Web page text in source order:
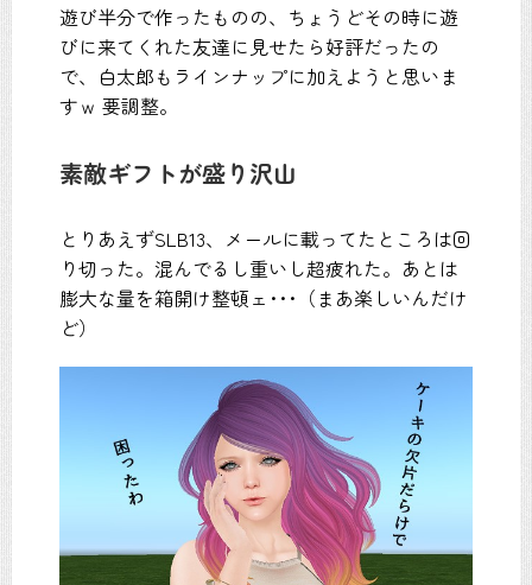
遊び半分で作ったものの、ちょうどその時に遊
びに来てくれた友達に見せたら好評だったの
で、白太郎もラインナップに加えようと思いま
すｗ 要調整。
素敵ギフトが盛り沢山
とりあえずSLB13、メールに載ってたところは回
り切った。混んでるし重いし超疲れた。あとは
膨大な量を箱開け整頓ェ･･･（まあ楽しいんだけ
ど）